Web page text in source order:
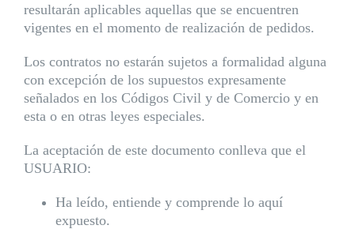
resultarán aplicables aquellas que se encuentren
vigentes en el momento de realización de pedidos.
Los contratos no estarán sujetos a formalidad alguna
con excepción de los supuestos expresamente
señalados en los Códigos Civil y de Comercio y en
esta o en otras leyes especiales.
La aceptación de este documento conlleva que el
USUARIO:
Ha leído, entiende y comprende lo aquí
expuesto.